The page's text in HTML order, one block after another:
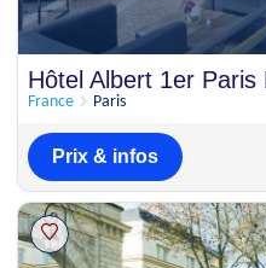
Hôtel Albert 1er Paris
France Paris
Prix & infos